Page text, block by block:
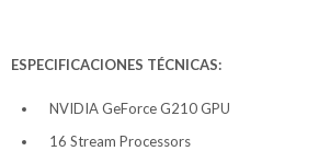
ESPECIFICACIONES TÉCNICAS:
NVIDIA GeForce G210 GPU
16 Stream Processors